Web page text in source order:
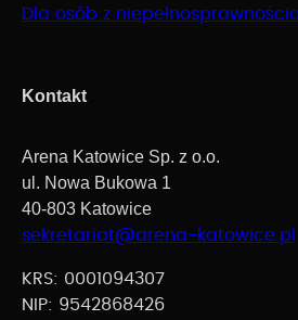
Dla osób z
Kontakt
Arena Katowice Sp. z o.o.
ul. Nowa Bukowa 1
40-803 Katowice
sekretariat@arena-katowice.pl
KRS: 0001094307
NIP: 9542868426